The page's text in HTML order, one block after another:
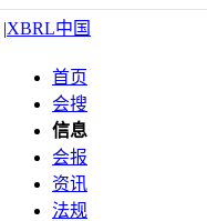
|XBRL中国
首页
会搜
信息
会报
资讯
法规